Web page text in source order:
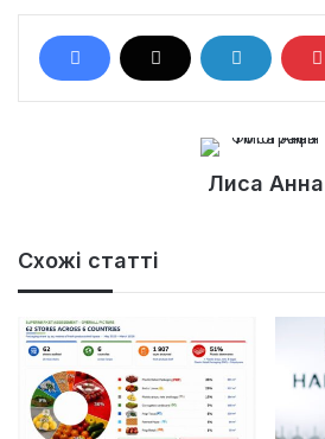
Лиса Анна
Схожі статті